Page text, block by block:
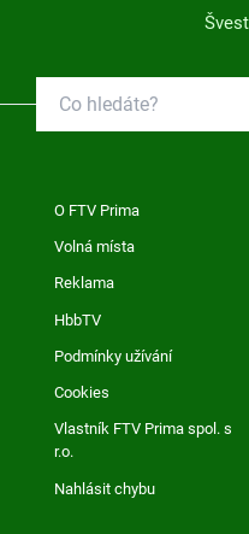
O FTV Prima
Volná místa
Reklama
HbbTV
Podmínky užívání
Cookies
Vlastník FTV Prima spol. s
r.o.
Nahlásit chybu